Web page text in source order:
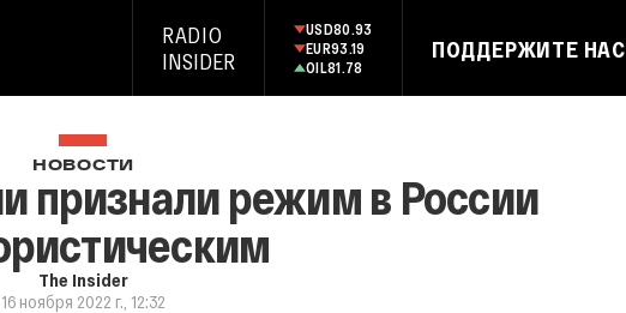
RADIO
INSIDER
USD80.93
EUR93.19
OIL81.78
ПОДДЕРЖИТЕ НАС
НОВОСТИ
признали режим в России
The Insider
16 ноября 2022 г., 12:32